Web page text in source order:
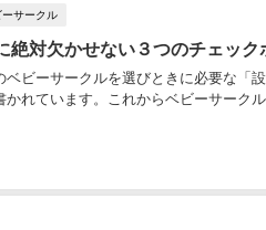
ーサークル
絶対欠かせない３つのチェック
ベビーサークルを選びときに必要な「
かれています。これからベビーサーク